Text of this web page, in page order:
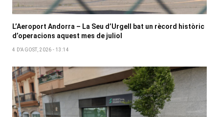
L’Aeroport Andorra – La Seu d’Urgell bat un rècord històric
d’operacions aquest mes de juliol
4 D'AGOST, 2026 - 13:14